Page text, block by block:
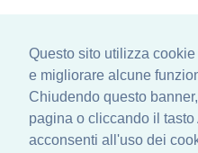
Questo sito utilizza
e migliorare alcune
Chiudendo questo
pagina o cliccando il tasto
acconsenti all'uso dei